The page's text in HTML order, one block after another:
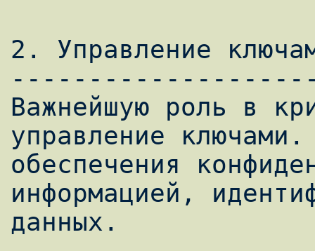
2. Управление
Важнейшую роль в
управление
обеспечения
информацией,
данных.